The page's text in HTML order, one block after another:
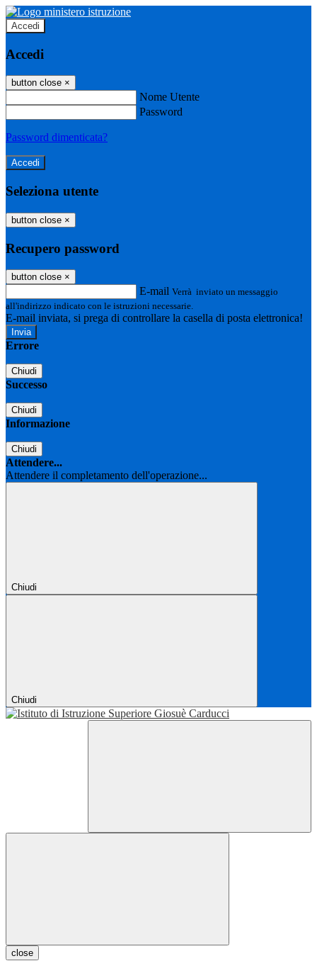
Accedi
Accedi
button close ×
Nome Utente
Password
Password dimenticata?
Seleziona utente
button close ×
Recupero password
button close ×
E-mail Verrà inviato un messaggio
all'indirizzo indicato con le istruzioni necessarie.
E-mail inviata, si prega di controllare la casella di posta elettronica!
Errore
Chiudi
Successo
Chiudi
Informazione
Chiudi
Attendere...
Attendere il completamento dell'operazione...
Chiudi
Chiudi
close